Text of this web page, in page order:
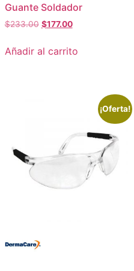
Guante Soldador
$233.00 $177.00
Añadir al carrito
¡Oferta!